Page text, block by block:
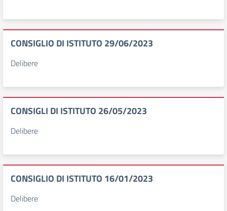
CONSIGLIO DI ISTITUTO 29/06/2023
Delibere
CONSIGLI DI ISTITUTO 26/05/2023
Delibere
CONSIGLIO DI ISTITUTO 16/01/2023
Delibere